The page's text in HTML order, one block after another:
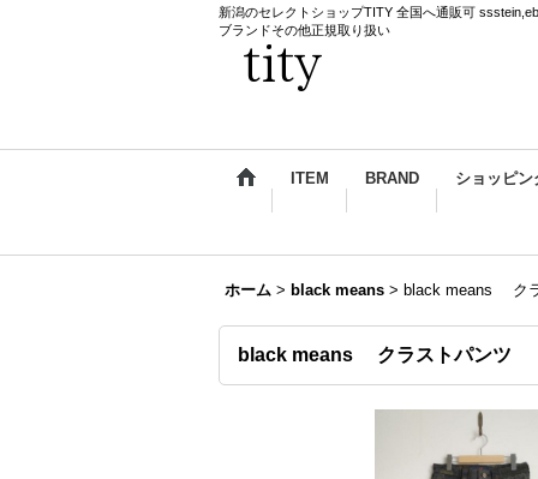
新潟のセレクトショップTITY 全国へ通販可
ブランドその他正規取り扱い
ITEM BRAND ショッピン
ホーム > black means > black means ク
black means クラストパンツ